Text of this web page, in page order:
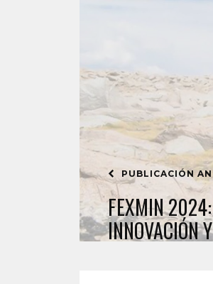
PUBLICACIÓN
FEXMIN
INNOVACIÓN